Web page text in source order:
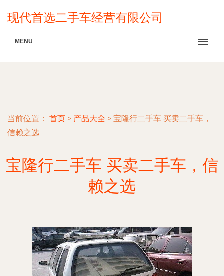
现代首选二手车经营有限公司
MENU
当前位置： 首页 > 产品大全 > 宝隆行二手车 买卖二手车，
信赖之选
宝隆行二手车 买卖二手车，信
赖之选